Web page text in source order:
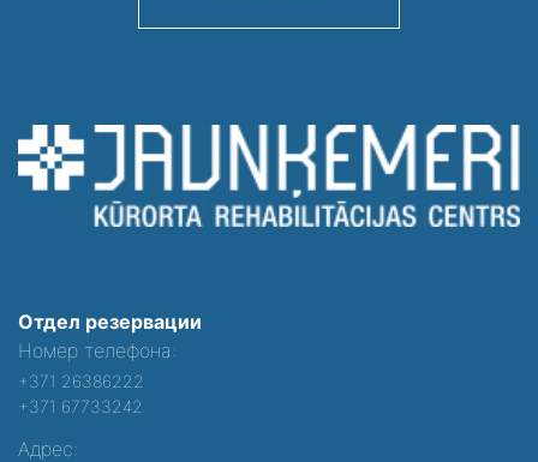
Отдел резервации
Номер телефона:
+371 26386222
+371 67733242
Адрес: